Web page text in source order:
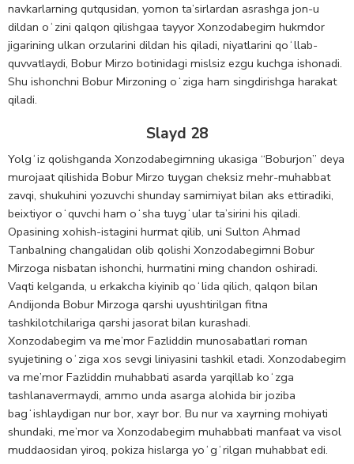
navkarlarning qutqusidan, yomon ta’sirlardan asrashga jon-u
dildan oʻzini qalqon qilishgaa tayyor Xonzodabegim hukmdor
jigarining ulkan orzularini dildan his qiladi, niyatlarini qoʻllab-
quvvatlaydi, Bobur Mirzo botinidagi mislsiz ezgu kuchga ishonadi.
Shu ishonchni Bobur Mirzoning oʻziga ham singdirishga harakat
qiladi.
Slayd 28
Yolgʻiz qolishganda Xonzodabegimning ukasiga “Boburjon” deya
murojaat qilishida Bobur Mirzo tuygan cheksiz mehr-muhabbat
zavqi, shukuhini yozuvchi shunday samimiyat bilan aks ettiradiki,
beixtiyor oʻquvchi ham oʻsha tuygʻular ta’sirini his qiladi.
Opasining xohish-istagini hurmat qilib, uni Sulton Ahmad
Tanbalning changalidan olib qolishi Xonzodabegimni Bobur
Mirzoga nisbatan ishonchi, hurmatini ming chandon oshiradi.
Vaqti kelganda, u erkakcha kiyinib qoʻlida qilich, qalqon bilan
Andijonda Bobur Mirzoga qarshi uyushtirilgan fitna
tashkilotchilariga qarshi jasorat bilan kurashadi.
Xonzodabegim va me’mor Fazliddin munosabatlari roman
syujetining oʻziga xos sevgi liniyasini tashkil etadi. Xonzodabegim
va me’mor Fazliddin muhabbati asarda yarqillab koʻzga
tashlanavermaydi, ammo unda asarga alohida bir joziba
bagʻishlaydigan nur bor, xayr bor. Bu nur va xayrning mohiyati
shundaki, me’mor va Xonzodabegim muhabbati manfaat va visol
muddaosidan yiroq, pokiza hislarga yoʻgʻrilgan muhabbat edi.